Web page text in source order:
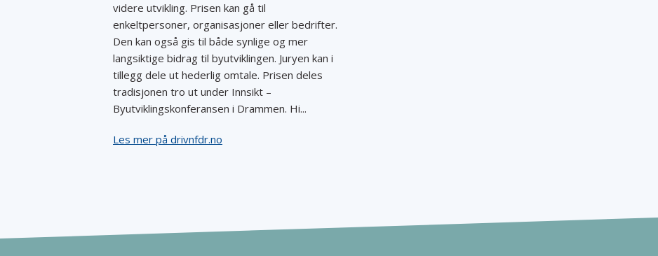
videre utvikling. Prisen kan gå til
enkeltpersoner, organisasjoner eller bedrifter.
Den kan også gis til både synlige og mer
langsiktige bidrag til byutviklingen. Juryen kan i
tillegg dele ut hederlig omtale. Prisen deles
tradisjonen tro ut under Innsikt –
Byutviklingskonferansen i Drammen. Hi...
Les mer på drivnfdr.no